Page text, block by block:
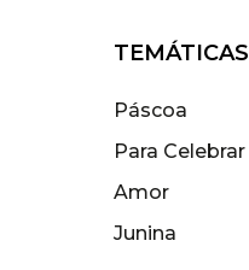
TEMÁTICAS
Páscoa
Para Celebrar
Amor
Junina